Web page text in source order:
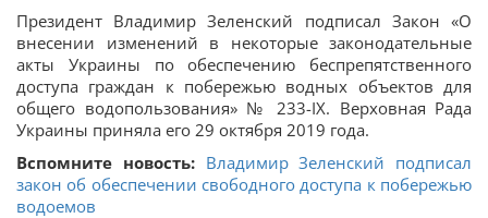
Президент Владимир Зеленский подписал Закон «О
внесении изменений в некоторые законодательные
акты Украины по обеспечению беспрепятственного
доступа граждан к побережью водных объектов для
общего водопользования» № 233-ІХ. Верховная Рада
Украины приняла его 29 октября 2019 года.
Вспомните новость: Владимир Зеленский подписал
закон об обеспечении свободного доступа к побережью
водоемов